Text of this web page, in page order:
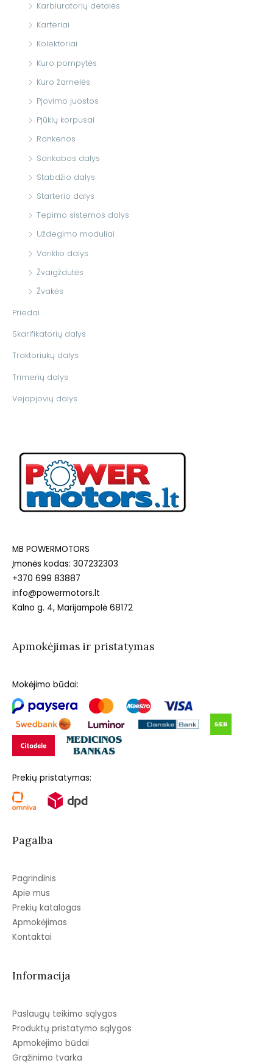
Karbiuratorių detalės
Karteriai
Kolektoriai
Kuro pompytės
Kuro žarnelės
Pjovimo juostos
Pjūklų korpusai
Rankenos
Sankabos dalys
Stabdžio dalys
Starterio dalys
Tepimo sistemos dalys
Uždegimo moduliai
Variklio dalys
Žvaigždutės
Žvakės
Priedai
Skarifikatorių dalys
Traktoriukų dalys
Trimerių dalys
Vejapjovių dalys
MB POWERMOTORS
Įmonės kodas: 307232303
+370 699 83887
info@powermotors.lt
Kalno g. 4, Marijampolė 68172
Apmokėjimas ir pristatymas
Mokėjimo būdai:
Prekių pristatymas:
Pagalba
Pagrindinis
Apie mus
Prekių katalogas
Apmokėjimas
Kontaktai
Informacija
Paslaugų teikimo sąlygos
Produktų pristatymo sąlygos
Apmokėjimo būdai
Grąžinimo tvarka